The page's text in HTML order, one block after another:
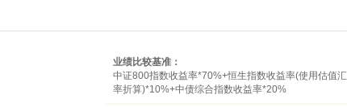
业绩比较基准：
中证800指数收益率*70%+恒生指数收益率(使用估值汇
率折算)*10%+中债综合指数收益率*20%